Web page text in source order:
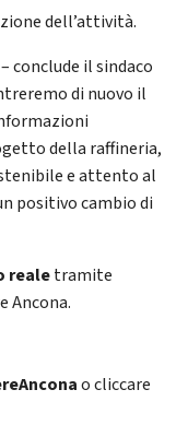
dell’attività.
il sindaco
di nuovo il
della raffineria,
e attento al
positivo cambio di
realetramite
Ancona.
o cliccare